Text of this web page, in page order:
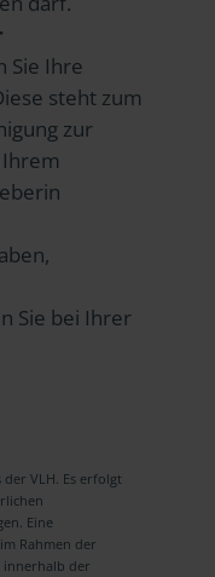
Sie Ihre
steht zum
zur
Sie bei Ihrer
der VLH. Es erfolgt
Eine
Rahmen der
innerhalb der